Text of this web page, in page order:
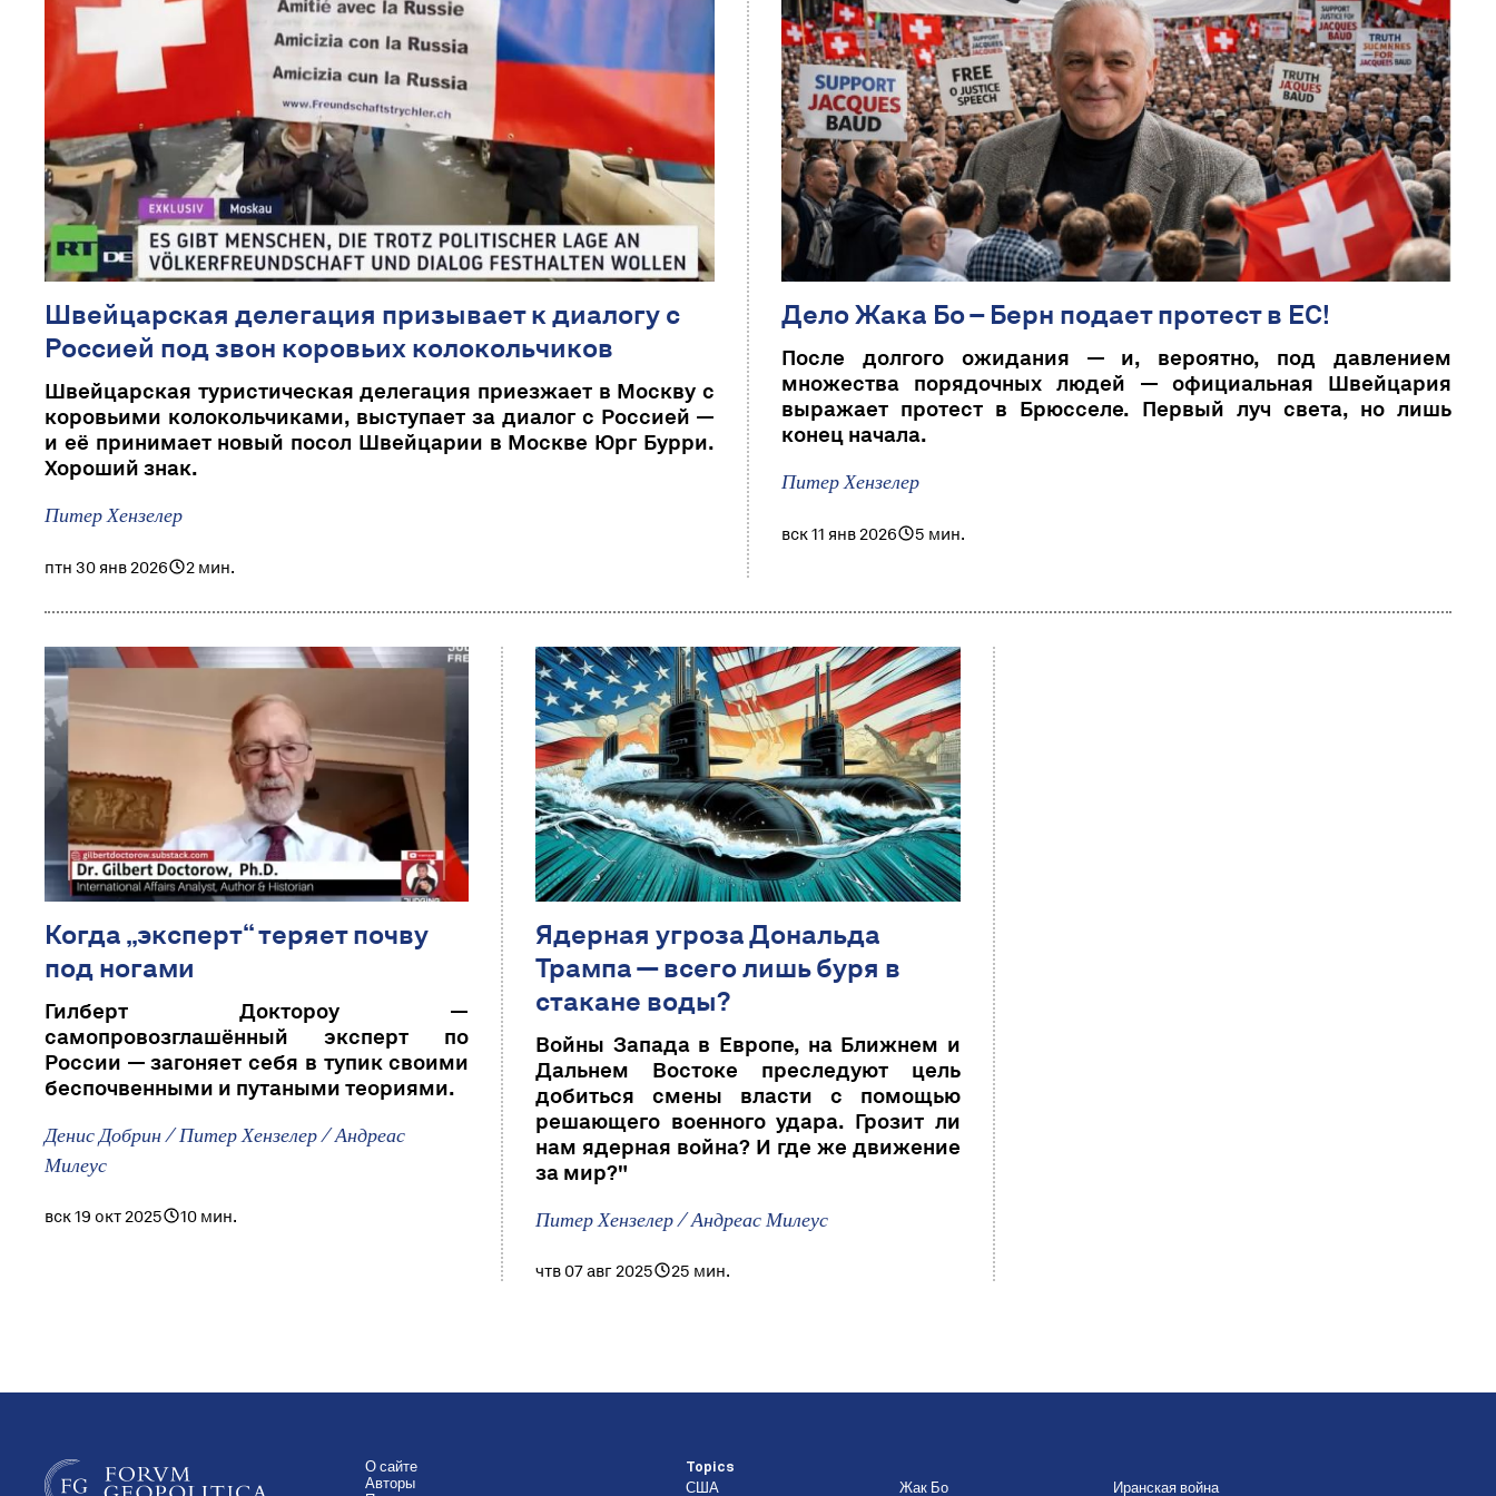
Швейцарская делегация призывает к диалогу с
Россией под звон коровьих колокольчиков
Швейцарская туристическая делегация приезжает в Москву с
коровьими колокольчиками, выступает за диалог с Россией —
и её принимает новый посол Швейцарии в Москве Юрг Бурри.
Хороший знак.
Питер Хензелер
птн 30 янв 2026 2 мин.
Дело Жака Бо – Берн подает протест в ЕС!
После долгого ожидания — и, вероятно, под давлением
множества порядочных людей — официальная Швейцария
выражает протест в Брюсселе. Первый луч света, но лишь
конец начала.
Питер Хензелер
вск 11 янв 2026 5 мин.
Когда „эксперт“ теряет почву
под ногами
Гилберт Доктороу —
самопровозглашённый эксперт по
России — загоняет себя в тупик своими
беспочвенными и путаными теориями.
Денис Добрин / Питер Хензелер / Андреас
Милеус
вск 19 окт 2025 10 мин.
Ядерная угроза Дональда
Трампа — всего лишь буря в
стакане воды?
Войны Запада в Европе, на Ближнем и
Дальнем Востоке преследуют цель
добиться смены власти с помощью
решающего военного удара. Грозит ли
нам ядерная война? И где же движение
за мир?"
Питер Хензелер / Андреас Милеус
чтв 07 авг 2025 25 мин.
О сайте
Авторы
Topics
США
Жак Бо Иранская война